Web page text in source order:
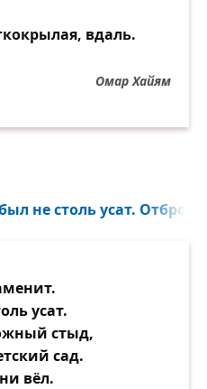
вдаль.
Омар Хайям
не столь усат.
усат.
стыд,
сад.
вёл.